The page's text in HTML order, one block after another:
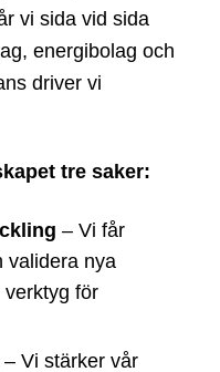
vi sida vid sida
energibolag och
driver vi
tre saker:
– Vi får
validera nya
verktyg för
Vi stärker vår